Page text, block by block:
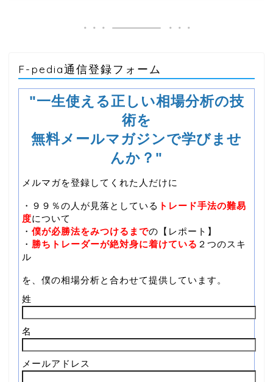
F-pedia通信登録フォーム
"一生使える正しい相場分析の技
術を
無料メールマガジンで学びませ
んか？"
メルマガを登録してくれた人だけに
・９９％の人が見落としている トレード手法の難易
度について
・ 僕が必勝法をみつけるまでの【レポート】
・ 勝ちトレーダーが絶対身に着けている ２つのスキ
ル
を、僕の相場分析と合わせて提供しています。
姓
名
メールアドレス